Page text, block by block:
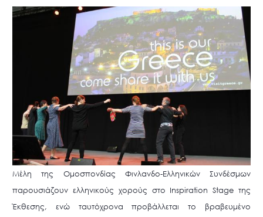
Μέλη της Ομοσπονδίας Φινλανδο-Ελληνικών Συνδέσμων
παρουσιάζουν ελληνικούς χορούς στο Inspiration Stage της
Έκθεσης, ενώ ταυτόχρονα προβάλλεται το βραβευμένο